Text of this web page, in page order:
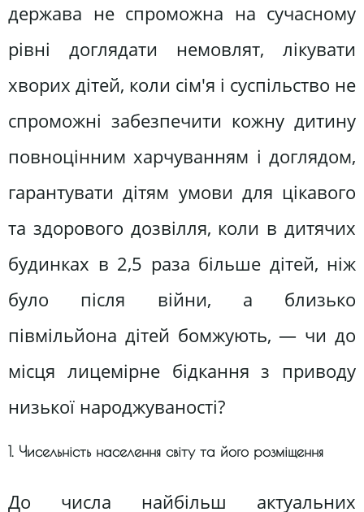
держава не спроможна на сучасному
рівні доглядати немовлят, лікувати
хворих дітей, коли сім'я і суспільство не
спроможні забезпечити кожну дитину
повноцінним харчуванням і доглядом,
гарантувати дітям умови для цікавого
та здорового дозвілля, коли в дитячих
будинках в 2,5 раза більше дітей, ніж
було після війни, а близько
півмільйона дітей бомжують, — чи до
місця лицемірне бідкання з приводу
низької народжуваності?
1. Чисельність населення світу та його розміщення
До числа найбільш актуальних